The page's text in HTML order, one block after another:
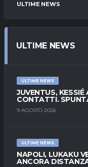
ULTIME NEWS
ULTIME NEWS
ULTIME NEWS
JUVENTUS,
CONTATTI.
9 AGOSTO 2026
ULTIME NEWS
NAPOLI, LUKAKU
ANCORA